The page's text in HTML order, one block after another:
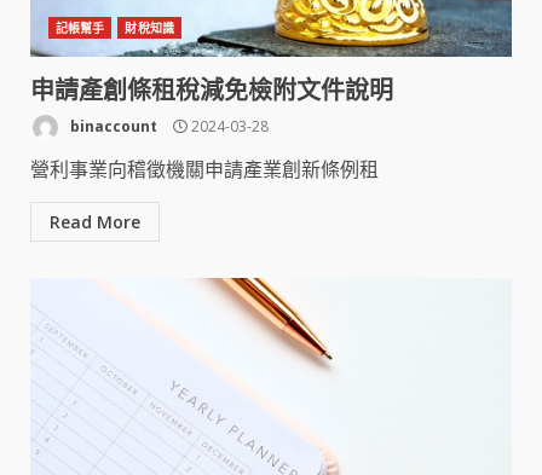
記帳幫手 財稅知識
申請產創條租稅減免檢附文件說明
binaccount 2024-03-28
營利事業向稽徵機關申請產業創新條例租
Read More